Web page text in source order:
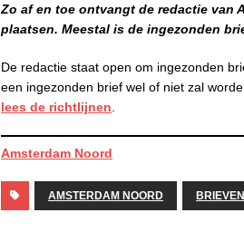
Zo af en toe ontvangt de redactie van
plaatsen. Meestal is de ingezonden
De redactie staat open om ingezonden
een ingezonden brief wel of niet zal
lees de richtlijnen
Amsterdam Noord
AMSTERDAM NOORD BRIEVEN